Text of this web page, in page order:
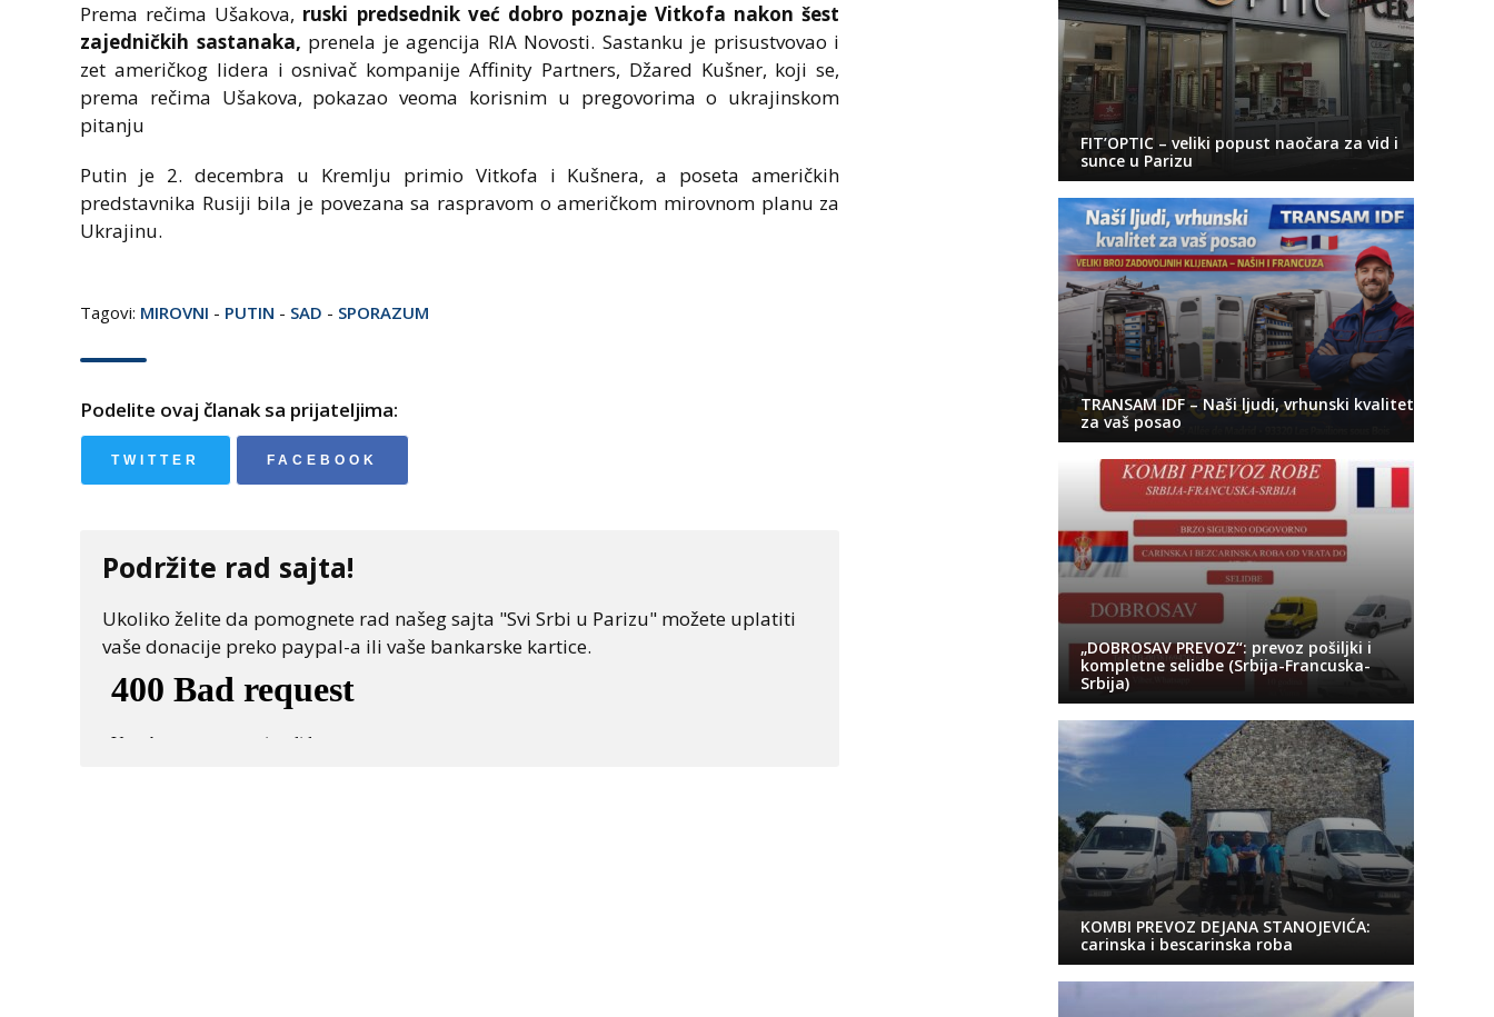
Prema rečima Ušakova, ruski predsednik već dobro poznaje Vitkofa nakon šest
zajedničkih sastanaka, prenela je agencija RIA Novosti. Sastanku je prisustvovao i
zet američkog lidera i osnivač kompanije Affinity Partners, Džared Kušner, koji se,
prema rečima Ušakova, pokazao veoma korisnim u pregovorima o ukrajinskom
pitanju
Putin je 2. decembra u Kremlju primio Vitkofa i Kušnera, a poseta američkih
predstavnika Rusiji bila je povezana sa raspravom o američkom mirovnom planu za
Ukrajinu.
Tagovi: MIROVNI - PUTIN - SAD - SPORAZUM
Podelite ovaj članak sa prijateljima:
TWITTER FACEBOOK
Podržite rad sajta!
Ukoliko želite da pomognete rad našeg sajta "Svi Srbi u Parizu" možete uplatiti
vaše donacije preko paypal-a ili vaše bankarske kartice.
FIT’OPTIC – veliki popust naočara za vid i
sunce u Parizu
TRANSAM IDF – Naši ljudi, vrhunski kvalitet
za vaš posao
„DOBROSAV PREVOZ“: prevoz pošiljki i
kompletne selidbe (Srbija-Francuska-
Srbija)
KOMBI PREVOZ DEJANA STANOJEVIĆA:
carinska i bescarinska roba